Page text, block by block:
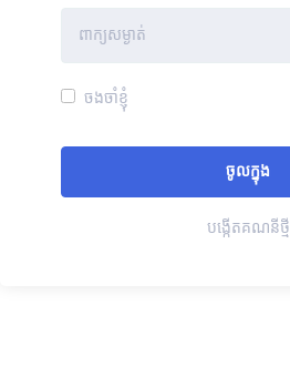
ចងចាំខ្ញុំ
បង្កើតគណនីថ្មី